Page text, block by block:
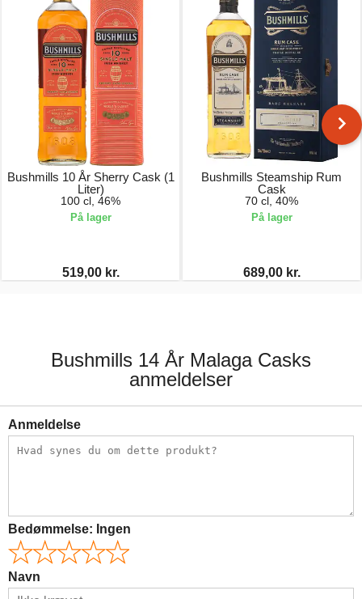
Bushmills 10 År Sherry Cask (1
Liter)
100 cl, 46%
På lager
519,00 kr.
Bushmills Steamship Rum
Cask
70 cl, 40%
På lager
689,00 kr.
Bushmills 14 År Malaga Casks
anmeldelser
Anmeldelse
Bedømmelse: Ingen
Navn